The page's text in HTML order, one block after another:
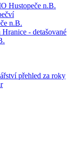
Hustopeče n.B.
n.B.
- detašované
přehled za roky